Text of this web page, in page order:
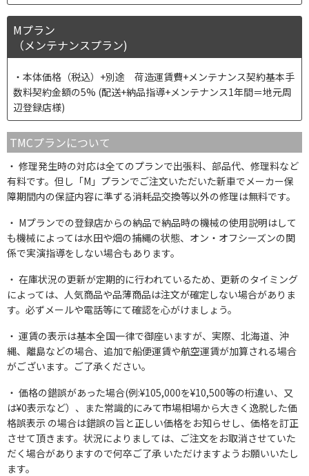
Mプラン
（メンテナンスプラン)
本体価格（税込）+別途 荷造運賃費+メンテナンス契約基本手
数料契約金額の5% (配送+納品指導+メンテナンス1年間＝地元周
辺登録店様)
TMCプランについて
修理発生時の対応は全てのプランで出張料、部品代、修理料など
有料です。但し「M」プランでご注文いただいた新車でメーカー保
障期間内の保証内容に準ずる消耗品交換等以外の修理は無料です。
Mプランでの登録店からの納品で納品時の機械の使用説明はして
も機械によっては水田や畑の捕縄の状態、オン・オフシーズンの関
係で実演指導をしない場合もあります。
在庫状況の更新が定期的に行われているため、更新のタイミング
によっては、人気商品や品薄商品は注文が確定しない場合がありま
す。必ずメールや電話等にて確認を心がけましょう。
運賃の表示は基本全国一律で御座いますが、実際、北海道、沖
縄、離島などの場合、追加で船便運賃や航空運賃が加算される場合
がございます。ご了承ください。
価格の錯誤があった場合(例:¥105,000を¥10,500等の桁違い、又
は¥0表示など）、また常識的にみて市場相場から大きく逸脱した価
格誤表示 の場合は錯誤の旨と正しい価格をお知らせし、価格を訂正
させて頂きます。状況によりましては、ご注文をお取消させていた
だく場合がありますので何卒ご了承 いただけますようお願いいたし
ます。